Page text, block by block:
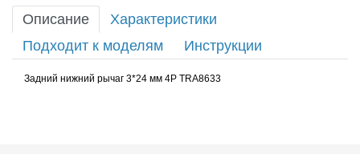
Описание
Характеристики
Подходит к моделям
Инструкции
Задний нижний рычаг 3*24 мм 4P TRA8633